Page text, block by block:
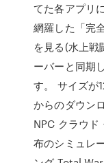
てた各アプリ
網羅した「完
を見る(水上
ーバーと同期
す。 サイズが
からのダウン
NPC クラウド
布のシミュレ